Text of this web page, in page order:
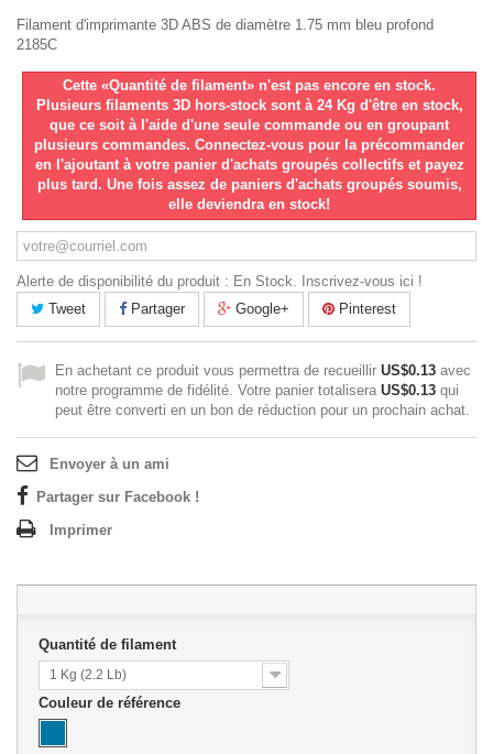
Filament d'imprimante 3D ABS de diamètre 1.75 mm bleu profond
2185C
Cette «Quantité de filament» n'est pas encore en stock.
Plusieurs filaments 3D hors-stock sont à 24 Kg d'être en stock,
que ce soit à l'aide d'une seule commande ou en groupant
plusieurs commandes. Connectez-vous pour la précommander
en l'ajoutant à votre panier d'achats groupés collectifs et payez
plus tard. Une fois assez de paniers d'achats groupés soumis,
elle deviendra en stock!
Alerte de disponibilité du produit : En Stock. Inscrivez-vous ici !
Tweet
Partager Google+ Pinterest
En achetant ce produit vous permettra de recueillir US$0.13 avec
notre programme de fidélité. Votre panier totalisera US$0.13 qui
peut être converti en un bon de réduction pour un prochain achat.
Envoyer à un ami
Partager sur Facebook !
Imprimer
Quantité de filament
1 Kg (2.2 Lb)
Couleur de référence